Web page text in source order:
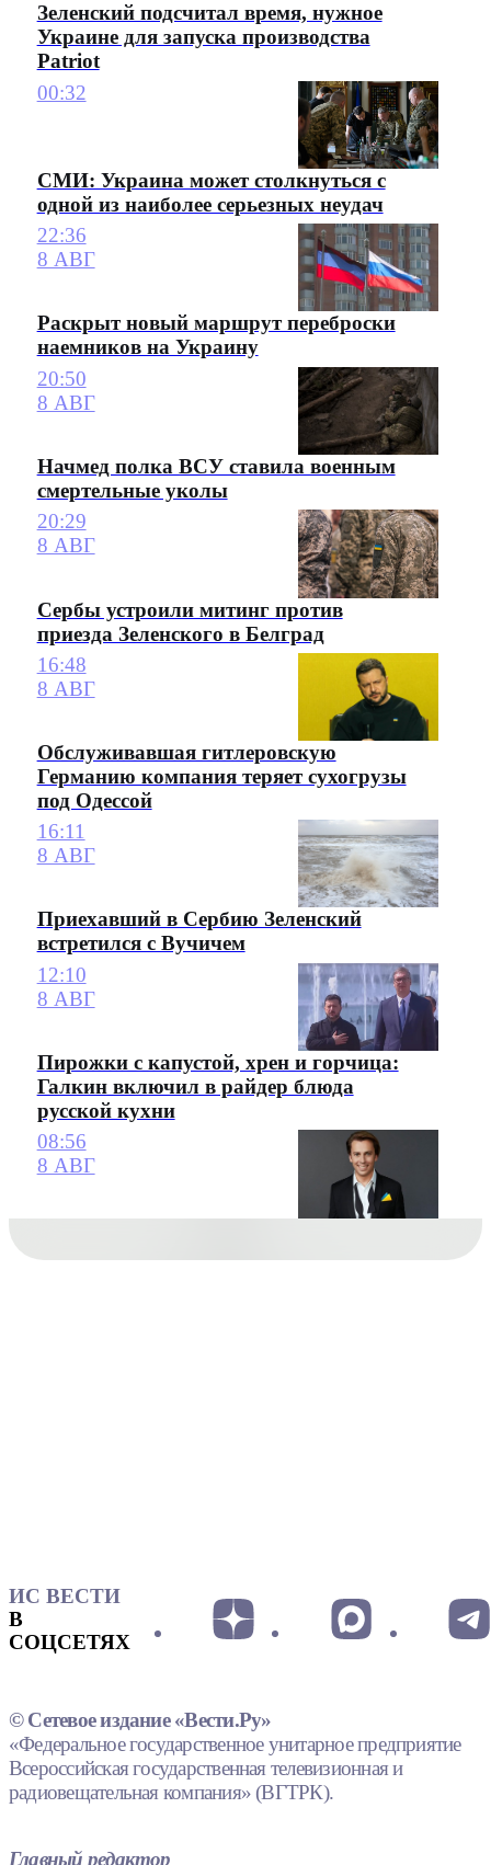
Зеленский подсчитал время, нужное
Украине для запуска производства
Patriot
00:32
СМИ: Украина может столкнуться с
одной из наиболее серьезных неудач
22:36
8 АВГ
Раскрыт новый маршрут переброски
наемников на Украину
20:50
8 АВГ
Начмед полка ВСУ ставила военным
смертельные уколы
20:29
8 АВГ
Сербы устроили митинг против
приезда Зеленского в Белград
16:48
8 АВГ
Обслуживавшая гитлеровскую
Германию компания теряет сухогрузы
под Одессой
16:11
8 АВГ
Приехавший в Сербию Зеленский
встретился с Вучичем
12:10
8 АВГ
Пирожки с капустой, хрен и горчица:
Галкин включил в райдер блюда
русской кухни
08:56
8 АВГ
ИС ВЕСТИ
В
СОЦСЕТЯХ
© Сетевое издание «Вести.Ру»
«Федеральное государственное унитарное предприятие
Всероссийская государственная телевизионная и
радиовещательная компания» (ВГТРК).
Главный редактор